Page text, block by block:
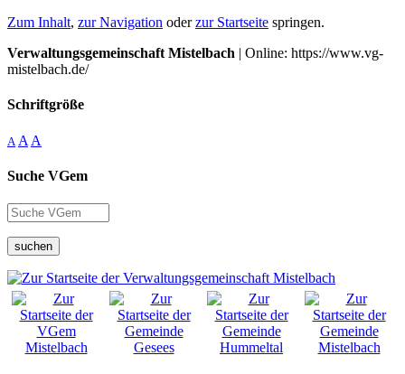
Zum Inhalt, zur Navigation oderzur Startseite springen.
Verwaltungsgemeinschaft Mistelbach | Online: https://www.vg-
mistelbach.de/
Schriftgröße
A A A
Suche VGem
suchen